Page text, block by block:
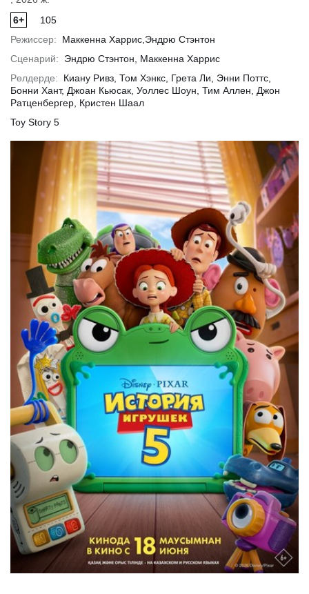
Толығырақ
6+
105
Режиссер:
Маккенна Харрис,Эндрю Стэнтон
Сценарий:
Эндрю Стэнтон, Маккенна Харрис
Рөлдерде:
Киану Ривз, Том Хэнкс, Грета Ли, Энни Поттс,
Бонни Хант, Джоан Кьюсак, Уоллес Шоун, Тим Аллен, Джон
Ратценбергер, Кристен Шаал
Toy Story 5